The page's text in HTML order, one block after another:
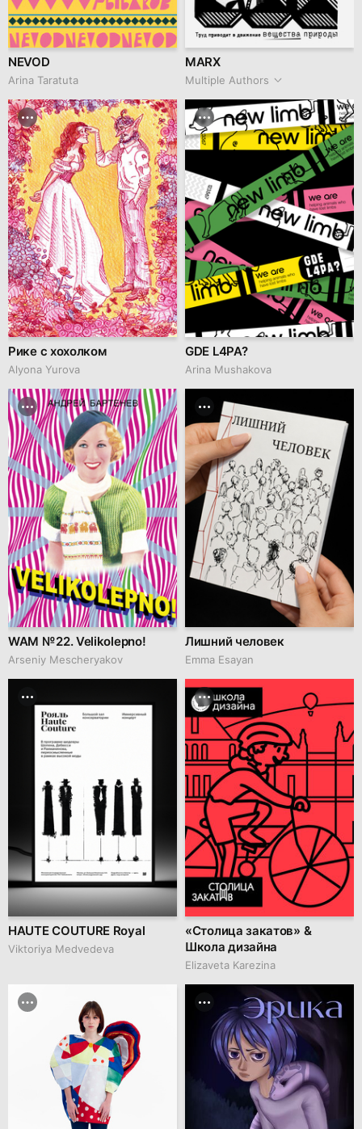
NEVOD
Arina Taratuta
MARX
Multiple Authors
Рике с хохолком
Alyona Yurova
GDE L4PA?
Arina Mushakova
WAM № 22. Velikolepno!
Arseniy Mescheryakov
Лишний человек
Emma Esayan
HAUTE COUTURE Royal
Viktoriya Medvedeva
«Столица закатов» &
Школа дизайна
Elizaveta Karezina